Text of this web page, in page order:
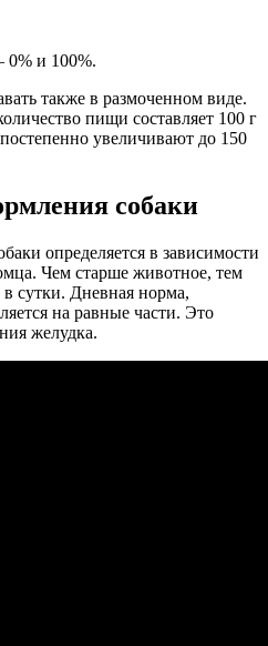
0% и 100%.
также в размоченном виде.
пищи составляет 100 г
увеличивают до 150
собаки
определяется в зависимости
Чем старше животное, тем
сутки. Дневная норма,
на равные части. Это
желудка.